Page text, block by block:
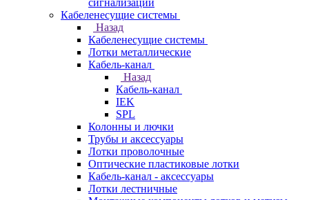
сигнализации
Кабеленесущие системы
Назад
Кабеленесущие системы
Лотки металлические
Кабель-канал
Назад
Кабель-канал
IEK
SPL
Колонны и лючки
Трубы и аксессуары
Лотки проволочные
Оптические пластиковые лотки
Кабель-канал - аксессуары
Лотки лестничные